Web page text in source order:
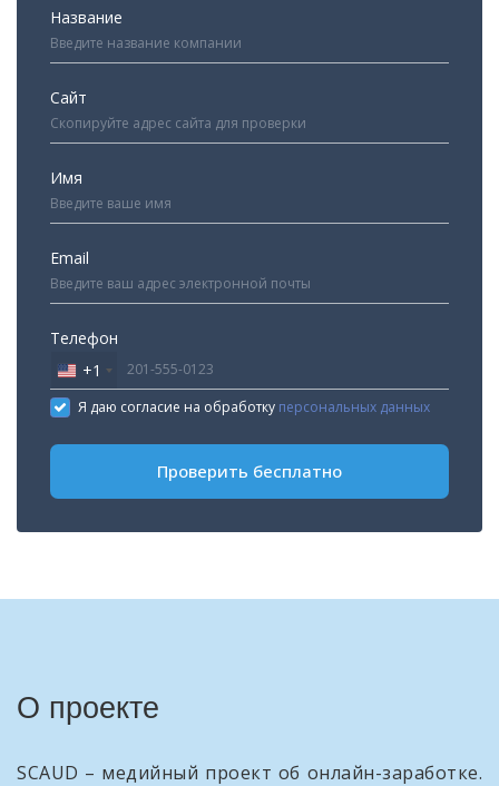
Название
Сайт
Имя
Email
Телефон
United
States
+1
+1
Я даю согласие на обработку персональных данных
Проверить бесплатно
О проекте
SCAUD – медийный проект об онлайн-заработке.